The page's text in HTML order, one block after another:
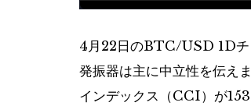
4月22日のBTC/USD 1Dチ
発振器は主に中立性を伝え
インデックス（CCI）が